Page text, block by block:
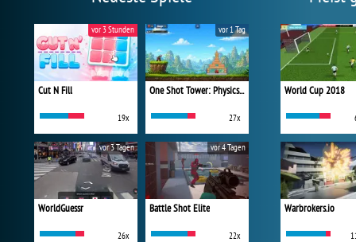
Cut N Fill
19x
vor 3 Stunden
One Shot Tower: Physics Destroyer
27x
vor 1 Tag
WorldGuessr
26x
vor 3 Tagen
Battle Shot Elite
22x
vor 4 Tagen
World Cup 2018
Warbrokers.io